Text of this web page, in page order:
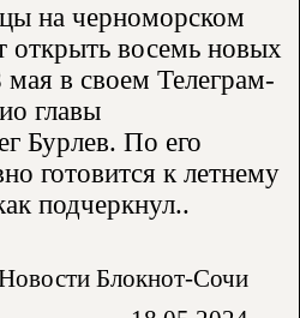
на черноморском
открыть восемь новых
в своем Телеграм-
главы
Бурлев. По его
готовится к летнему
подчеркнул..
Блокнот-Сочи